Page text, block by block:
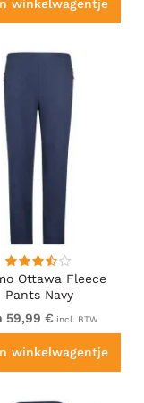
winkelwagentje
Ottawa Fleece
Pants Navy
59,99 € incl. BTW
winkelwagentje